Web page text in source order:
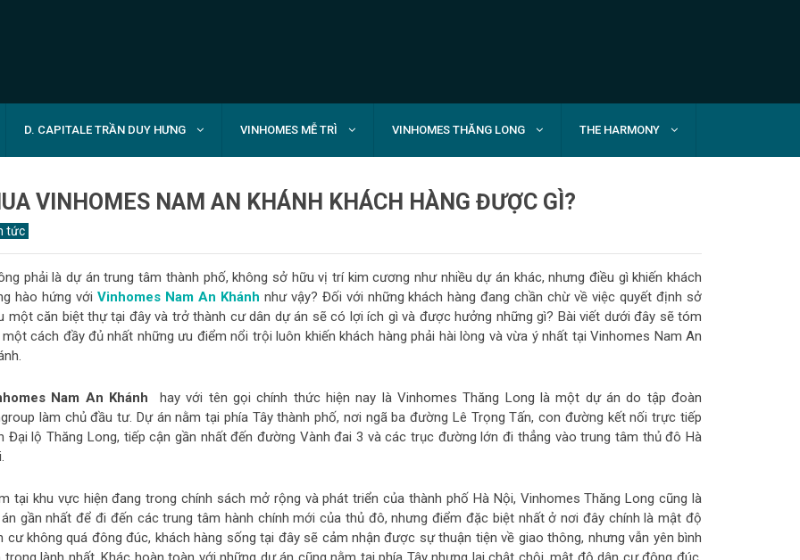
D. CAPITALE TRẦN DUY HƯNG VINHOMES MỄ TRÌ VINHOMES THĂNG LONG THE HARMONY
VINHOMES NAM AN KHÁNH KHÁCH HÀNG ĐƯỢC GÌ?
tức
phải là dự án trung tâm thành phố, không sở hữu vị trí kim cương như nhiều dự án khác, nhưng điều gì khiến khách
hào hứng với Vinhomes Nam An Khánh như vậy? Đối với những khách hàng đang chần chừ về việc quyết định sở
một căn biệt thự tại đây và trở thành cư dân dự án sẽ có lợi ích gì và được hưởng những gì? Bài viết dưới đây sẽ tóm
cách đầy đủ nhất những ưu điểm nổi trội luôn khiến khách hàng phải hài lòng và vừa ý nhất tại Vinhomes Nam An
Nam An Khánh hay với tên gọi chính thức hiện nay là Vinhomes Thăng Long là một dự án do tập đoàn
làm chủ đầu tư. Dự án nằm tại phía Tây thành phố, nơi ngã ba đường Lê Trọng Tấn, con đường kết nối trực tiếp
Đại lộ Thăng Long, tiếp cận gần nhất đến đường Vành đai 3 và các trục đường lớn đi thẳng vào trung tâm thủ đô Hà
tại khu vực hiện đang trong chính sách mở rộng và phát triển của thành phố Hà Nội, Vinhomes Thăng Long cũng là
gần nhất để đi đến các trung tâm hành chính mới của thủ đô, nhưng điểm đặc biệt nhất ở nơi đây chính là mật độ
cư không quá đông đúc, khách hàng sống tại đây sẽ cảm nhận được sự thuận tiện về giao thông, nhưng vẫn yên bình